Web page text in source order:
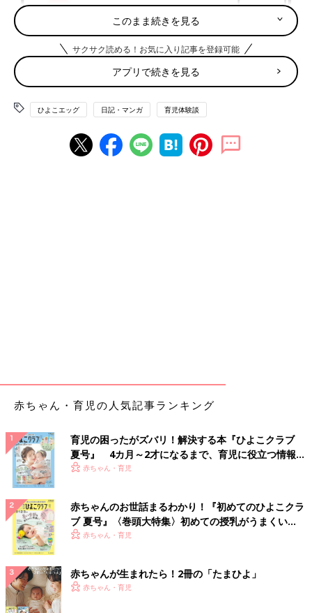
このまま続きを見る
サクサク読める！お気に入り記事を登録可能
アプリで続きを見る
ひよこエッグ 日記・マンガ 育児体験談
赤ちゃん・育児の人気記事ランキング
育児の困ったがズバリ！解決する本『ひよこクラブ
夏号』 4カ月～2才になるまで、育児に役立つ情報が
いっぱい！
赤ちゃん・育児
赤ちゃんのお世話まるわかり！『初めてのひよこクラ
ブ 夏号』〈巻頭大特集〉初めての授乳がうまくい
く！ おっぱい・ミルクの基本と夏のトラブル 解決テ
赤ちゃん・育児
赤ちゃんが生まれたら！2冊の「たまひよ」
赤ちゃん・育児